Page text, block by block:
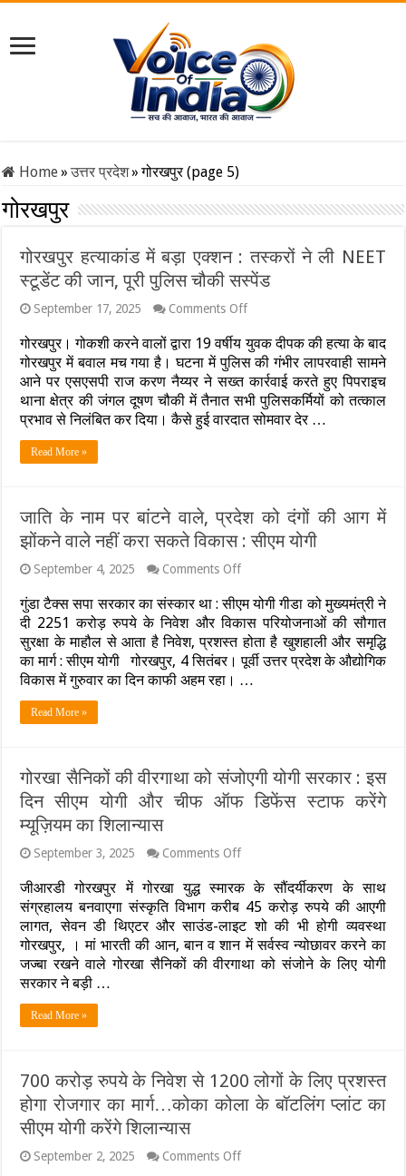
Home» उत्तर प्रदेश» गोरखपुर (page 5)
गोरखपुर
गोरखपुर हत्याकांड में बड़ा एक्शन : तस्करों ने ली NEET
स्टूडेंट की जान, पूरी पुलिस चौकी सस्पेंड
September 17, 2025 Comments Offon
हत्याकांड
में
बड़ा
एक्शन
:
तस्करों
ने
पूरी
पुलिस
चौकी
गोरखपुर। गोकशी करने वालों द्वारा 19 वर्षीय युवक दीपक की हत्या के बाद
गोरखपुर में बवाल मच गया है। घटना में पुलिस की गंभीर लापरवाही सामने
आने पर एसएसपी राज करण नैय्यर ने सख्त कार्रवाई करते हुए पिपराइच
थाना क्षेत्र की जंगल दूषण चौकी में तैनात सभी पुलिसकर्मियों को तत्काल
प्रभाव से निलंबित कर दिया। कैसे हुई वारदात सोमवार देर …
Read More »
जाति के नाम पर बांटने वाले, प्रदेश को दंगों की आग में
झोंकने वाले नहीं करा सकते विकास : सीएम योगी
September 4, 2025 Comments Offon
के
नाम
पर
बांटने
वाले,
झोंकने
वाले
नहीं
विकास
योगी
गुंडा टैक्स सपा सरकार का संस्कार था : सीएम योगी गीडा को मुख्यमंत्री ने
दी 2251 करोड़ रुपये के निवेश और विकास परियोजनाओं की सौगात
सुरक्षा के माहौल से आता है निवेश, प्रशस्त होता है खुशहाली और समृद्धि
का मार्ग : सीएम योगी गोरखपुर, 4 सितंबर। पूर्वी उत्तर प्रदेश के औद्योगिक
विकास में गुरुवार का दिन काफी अहम रहा। …
Read More »
गोरखा सैनिकों की वीरगाथा को संजोएगी योगी सरकार : इस
दिन सीएम योगी और चीफ ऑफ डिफेंस स्टाफ करेंगे
म्यूज़ियम का शिलान्यास
September 3, 2025 Comments Offon
सैनिकों
वीरगाथा
को
संजोएगी
योगी
चीफ
ऑफ
डिफेंस
म्यूज़ियम
जीआरडी गोरखपुर में गोरखा युद्ध स्मारक के सौंदर्यीकरण के साथ
संग्रहालय बनवाएगा संस्कृति विभाग करीब 45 करोड़ रुपये की आएगी
लागत, सेवन डी थिएटर और साउंड-लाइट शो की भी होगी व्यवस्था
गोरखपुर, । मां भारती की आन, बान व शान में सर्वस्व न्योछावर करने का
जज्बा रखने वाले गोरखा सैनिकों की वीरगाथा को संजोने के लिए योगी
सरकार ने बड़ी …
Read More »
700 करोड़ रुपये के निवेश से 1200 लोगों के लिए प्रशस्त
होगा रोजगार का मार्ग…कोका कोला के बॉटलिंग प्लांट का
सीएम योगी करेंगे शिलान्यास
September 2, 2025 Comments Offon